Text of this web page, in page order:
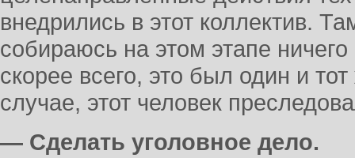
внедрились в этот коллектив.
собираюсь на этом этапе
скорее всего, это был один и
случае, этот человек
— Сделать уголовное дело.